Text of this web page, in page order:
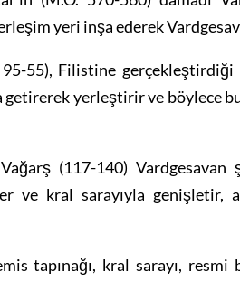
yeri inşa ederek
55), Filistine gerçekleştirdiği
getirerek yerleştirir ve böylece
(117-140)
kral sarayıyla genişletir,
tapınağı, kral sarayı, resmi